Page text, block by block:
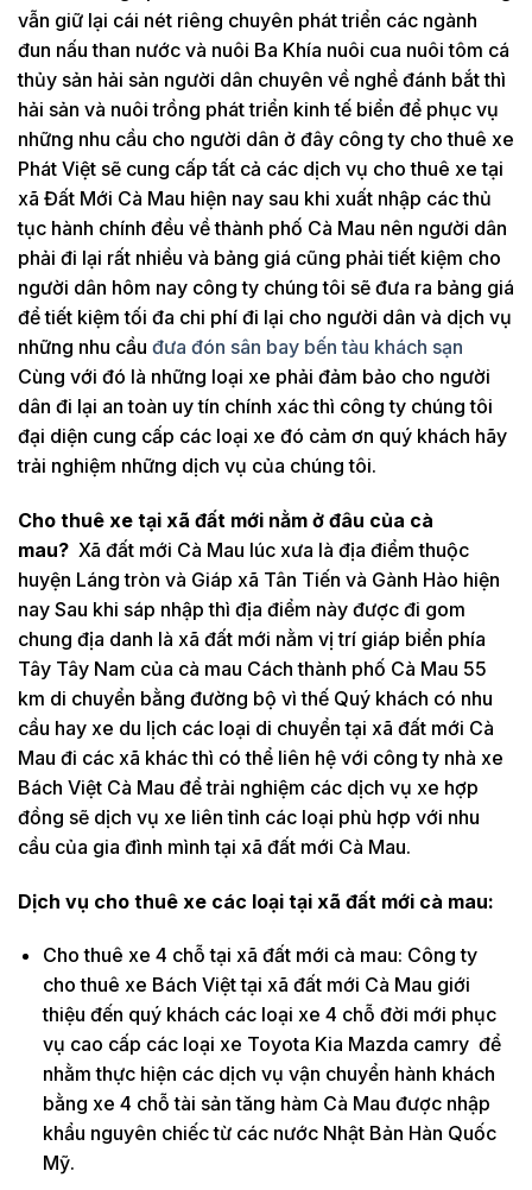
vẫn giữ lại cái nét riêng chuyên phát triển các ngành
đun nấu than nước và nuôi Ba Khía nuôi cua nuôi tôm cá
thủy sản hải sản người dân chuyên về nghề đánh bắt thì
hải sản và nuôi trồng phát triển kinh tế biển để phục vụ
những nhu cầu cho người dân ở đây công ty cho thuê xe
Phát Việt sẽ cung cấp tất cả các dịch vụ cho thuê xe tại
xã Đất Mới Cà Mau hiện nay sau khi xuất nhập các thủ
tục hành chính đều về thành phố Cà Mau nên người dân
phải đi lại rất nhiều và bảng giá cũng phải tiết kiệm cho
người dân hôm nay công ty chúng tôi sẽ đưa ra bảng giá
để tiết kiệm tối đa chi phí đi lại cho người dân và dịch vụ
những nhu cầu đưa đón sân bay bến tàu khách sạn
Cùng với đó là những loại xe phải đảm bảo cho người
dân đi lại an toàn uy tín chính xác thì công ty chúng tôi
đại diện cung cấp các loại xe đó cảm ơn quý khách hãy
trải nghiệm những dịch vụ của chúng tôi.
Cho thuê xe tại xã đất mới nằm ở đâu của cà
mau? Xã đất mới Cà Mau lúc xưa là địa điểm thuộc
huyện Láng tròn và Giáp xã Tân Tiến và Gành Hào hiện
nay Sau khi sáp nhập thì địa điểm này được đi gom
chung địa danh là xã đất mới nằm vị trí giáp biển phía
Tây Tây Nam của cà mau Cách thành phố Cà Mau 55
km di chuyển bằng đường bộ vì thế Quý khách có nhu
cầu hay xe du lịch các loại di chuyển tại xã đất mới Cà
Mau đi các xã khác thì có thể liên hệ với công ty nhà xe
Bách Việt Cà Mau để trải nghiệm các dịch vụ xe hợp
đồng sẽ dịch vụ xe liên tỉnh các loại phù hợp với nhu
cầu của gia đình mình tại xã đất mới Cà Mau.
Dịch vụ cho thuê xe các loại tại xã đất mới cà mau:
Cho thuê xe 4 chỗ tại xã đất mới cà mau: Công ty
cho thuê xe Bách Việt tại xã đất mới Cà Mau giới
thiệu đến quý khách các loại xe 4 chỗ đời mới phục
vụ cao cấp các loại xe Toyota Kia Mazda camry để
nhằm thực hiện các dịch vụ vận chuyển hành khách
bằng xe 4 chỗ tài sản tăng hàm Cà Mau được nhập
khẩu nguyên chiếc từ các nước Nhật Bản Hàn Quốc
Mỹ.